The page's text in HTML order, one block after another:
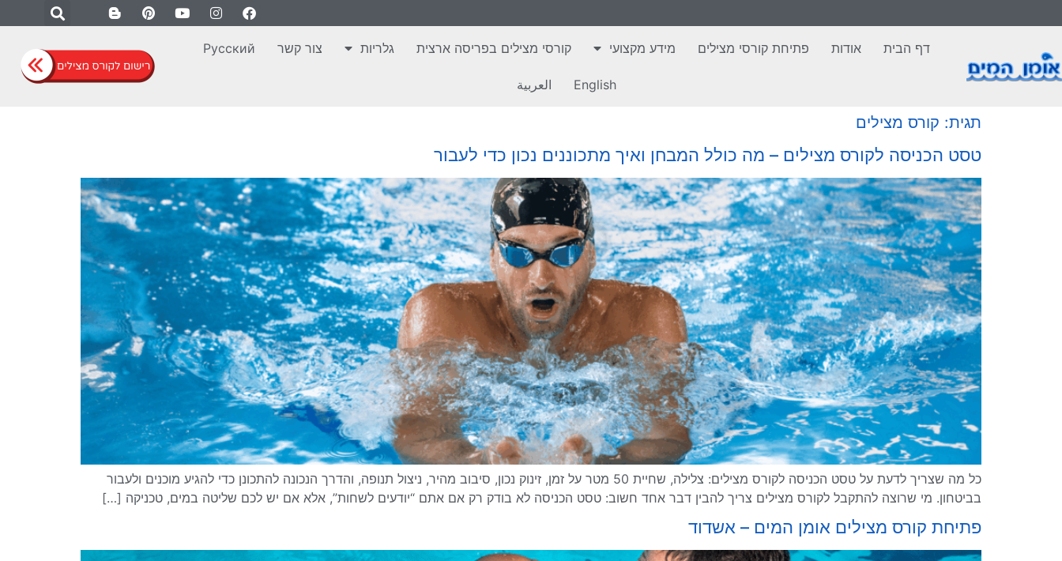
דף הבית אודות פתיחת קורסי מצילים מידע מקצועי קורסי מצילים בפריסה ארצית גלריות צור קשר Русский
English العربية
תגית: קורס מצילים
טסט הכניסה לקורס מצילים – מה כולל המבחן ואיך מתכוננים נכון כדי לעבור
כל מה שצריך לדעת על טסט הכניסה לקורס מצילים: צלילה, שחיית 50 מטר על זמן, זינוק נכון, סיבוב מהיר, ניצול תנופה, והדרך הנכונה להתכונן כדי להגיע מוכנים ולעבור
בביטחון. מי שרוצה להתקבל לקורס מצילים צריך להבין דבר אחד חשוב: טסט הכניסה לא בודק רק אם אתם “יודעים לשחות”, אלא אם יש לכם שליטה במים, טכניקה […]
פתיחת קורס מצילים אומן המים – אשדוד